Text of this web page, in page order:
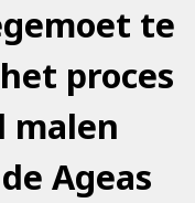
te
proces
malen
Ageas